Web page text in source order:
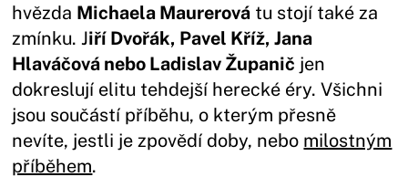
hvězda Michaela Maurerová tu stojí také za
zmínku. Jiří Dvořák, Pavel Kříž, Jana
Hlaváčová nebo Ladislav Županič jen
dokreslují elitu tehdejší herecké éry. Všichni
jsou součástí příběhu, o kterým přesně
nevíte, jestli je zpovědí doby, nebo milostným
příběhem.